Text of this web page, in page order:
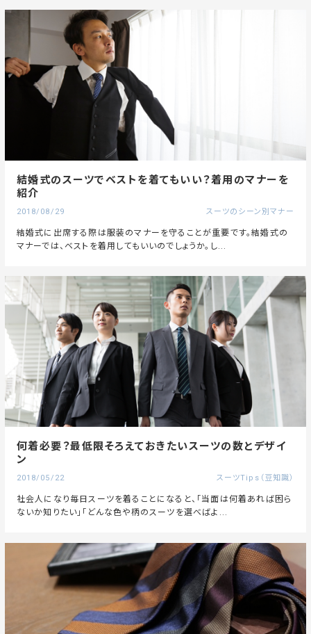
結婚式のスーツでベストを着てもいい？着用のマナーを
紹介
2018/08/29 スーツのシーン別マナー
結婚式に出席する際は服装のマナーを守ることが重要です。結婚式の
マナーでは、ベストを着用してもいいのでしょうか。し...
何着必要？最低限そろえておきたいスーツの数とデザイ
ン
2018/05/22 スーツTips（豆知識）
社会人になり毎日スーツを着ることになると、「当面は何着あれば困ら
ないか知りたい」「どんな色や柄のスーツを選べばよ...